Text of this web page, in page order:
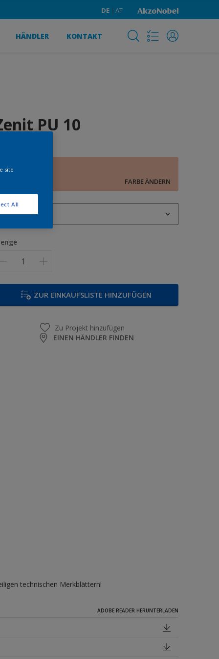
DE AT
HÄNDLER KONTAKT
PU 10
lachs 4
FARBE ÄNDERN
1 l
12,5 l
ZUR EINKAUFSLISTE HINZUFÜGEN
Zu Projekt hinzufügen
EINEN HÄNDLER FINDEN
technischen Merkblättern!
ADOBE READER HERUNTERLADEN
site
All